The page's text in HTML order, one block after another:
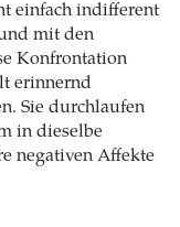
einfach indifferent
mit den
Konfrontation
erinnernd
Sie durch­laufen
in dieselbe
negativen Affekte